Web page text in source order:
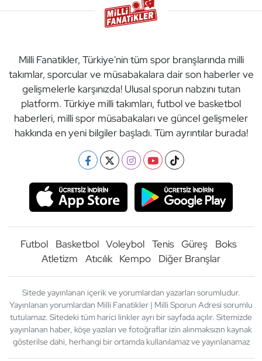
Milli Fanatikler, Türkiye'nin tüm spor branşlarında milli
takımlar, sporcular ve müsabakalara dair son haberler ve
gelişmelerle karşınızda! Ulusal sporun nabzını tutan
platform. Türkiye milli takımları, futbol ve basketbol
haberleri, milli spor müsabakaları ve güncel gelişmeler
hakkında en yeni bilgiler başladı. Tüm ayrıntılar burada!
Futbol Basketbol Voleybol Tenis Güreş
Boks
Atletizm
Atıcılık Kempo Diğer Branşlar
Sitede yayınlanan içerik ve yorumlardan yazarları sorumludur.
Yayınlanan yorumlardan Milli Fanatikler | Milli Sporun Adresi sorumlu
tutulamaz. Sitedeki tüm harici linkler ayrı bir sayfada açılır. Sitemizde
yayınlanan haber, köşe yazıları ve fotoğraflar izin alınmaksızın kaynak
gösterilse dahi, herhangi bir ortamda kullanılamaz ve yayınlanamaz